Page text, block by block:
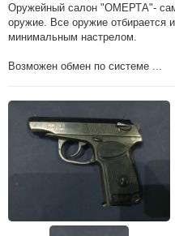
Оружейный салон "ОМЕРТА"-
оружие. Все оружие отбирается
минимальным настрелом.
Возможен обмен по системе ...